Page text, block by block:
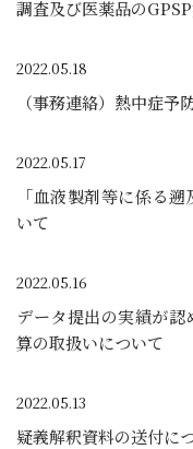
調査及び医薬品の
2022.05.18
（事務連絡）熱中症
2022.05.17
「血液製剤等に係る
いて
2022.05.16
データ提出の実績が
算の取扱いについて
2022.05.13
疑義解釈資料の送付に